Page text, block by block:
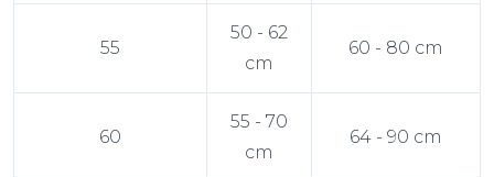
55
50 - 62
cm
60 - 80 cm
60
55 - 70
cm
64 - 90 cm